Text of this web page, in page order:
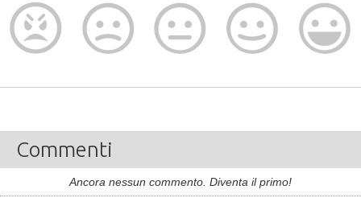
Commenti
Ancora nessun commento. Diventa il primo!